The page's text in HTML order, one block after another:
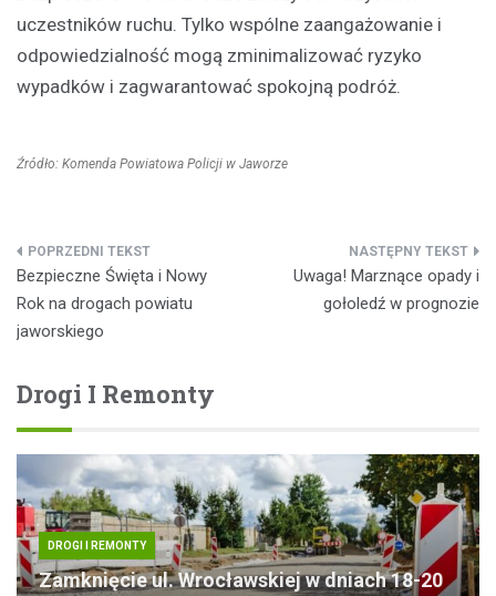
uczestników ruchu. Tylko wspólne zaangażowanie i
odpowiedzialność mogą zminimalizować ryzyko
wypadków i zagwarantować spokojną podróż.
Źródło: Komenda Powiatowa Policji w Jaworze
Nawigacja
wpisu
Bezpieczne Święta i Nowy
Rok na drogach powiatu
jaworskiego
Uwaga! Marznące opady i
gołoledź w prognozie
Drogi I Remonty
DROGI I REMONTY
Zamknięcie ul. Wrocławskiej w dniach 18-20